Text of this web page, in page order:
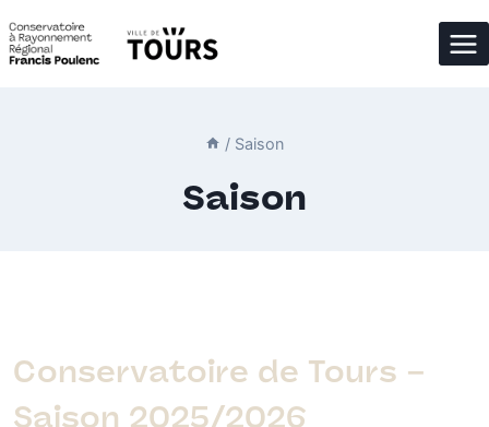
au
contenu
/ Saison
Saison
Conservatoire de Tours –
Saison 2025/2026